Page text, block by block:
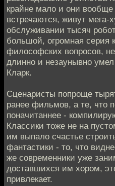
крайне мало и они вообще
встречаются, живут мега-
обслуживании тысяч
большой, огромная серия
философских вопросов, не
длинно и незаунывно
Кларк.
Сценаристы попроще
ранее фильмов, а те, что
поначитаннее -
Классики тоже не на
им выпало счастье
фантастики - то, что
же современники уже
доставшихся им хором,
привлекает.